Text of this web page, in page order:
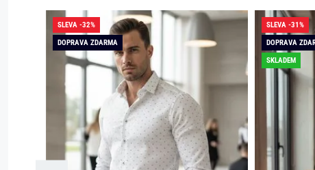
SLEVA -32%
DOPRAVA ZDARMA
SLEVA -31%
DOPRAVA
SKLADEM